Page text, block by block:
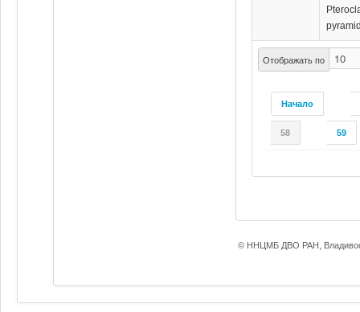
Отображать по
Начало
58 59
© ННЦМБ ДВО РАН,